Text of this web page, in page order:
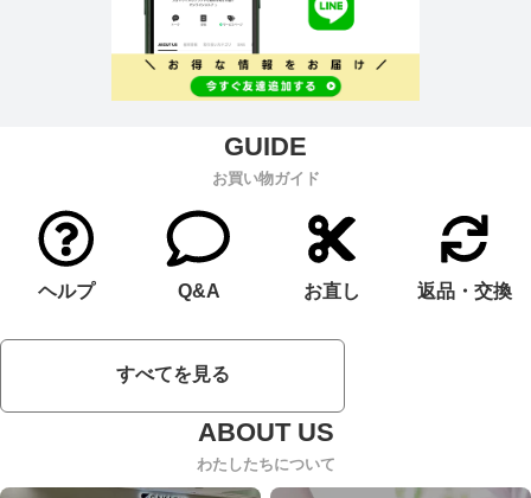
お買い物ガイド
ヘルプ Q&A お直し 返品・交換
すべてを見る
わたしたちについて